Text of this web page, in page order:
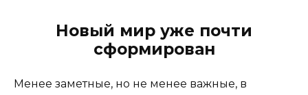
Новый мир уже почти
сформирован
Менее заметные, но не менее важные, в